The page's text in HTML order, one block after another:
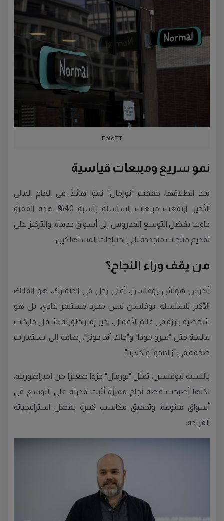
Foto TT
نمو سريع ومبيعات قياسية
منذ انطلاقها، حققت "نورمال" نموًا هائلًا. في العام المالي
الأخير، ارتفعت مبيعات السلسلة بنسبة 40%. هذه القفزة
جاءت بفضل التوسع المدروس إلى أسواق جديدة، والتركيز على
تقديم منتجات متجددة تلبي احتياجات المستهلكين.
من يقف وراء النجاح؟
أندرس هولش بوفلسن، أغنى رجل في الدنمارك، هو المالك
الأكبر للسلسلة. بوفلسن ليس مجرد مستثمر عادي، بل هو
شخصية بارزة في عالم الأعمال، يدير إمبراطورية تشمل ماركات
عالمية مثل "فيرو مودا" و"جاك آند جونز"، إضافة إلى استثمارات
ضخمة في "زالاندو" و"كلارنا".
بالنسبة لبوفلسن، تمثل "نورمال" جزءًا صغيرًا من إمبراطوريته،
لكنها أصبحت قصة نجاح مميزة تُثبت قدرته على التوسع في
أسواق متنوعة، وتحقيق مكاسب كبيرة بفضل استراتيجياته
الفريدة.